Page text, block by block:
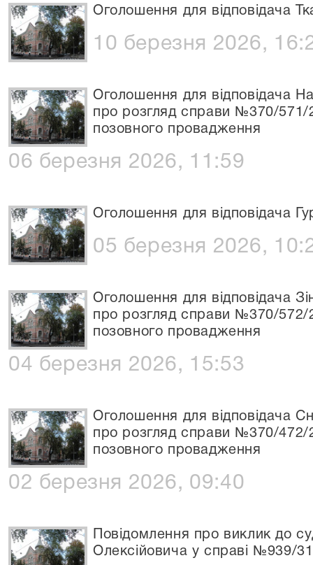
Оголошення для відповідача
10 березня 2026,
Оголошення для відповідача
про розгляд справи №370/571/
позовного провадження
06 березня 2026, 11:59
Оголошення для відповідача
05 березня 2026,
Оголошення для відповідача
про розгляд справи №370/572/
позовного провадження
04 березня 2026, 15:53
Оголошення для відповідача
про розгляд справи №370/472/
позовного провадження
02 березня 2026, 09:40
Повідомлення про виклик до
Олексійовича у справі №939/